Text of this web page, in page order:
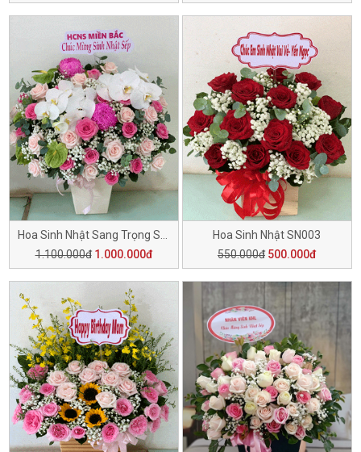
1.100.000đ 1.000.000đ
Hoa Sinh Nhật SN003
550.000đ 500.000đ